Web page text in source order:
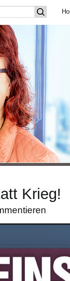
Krieg!